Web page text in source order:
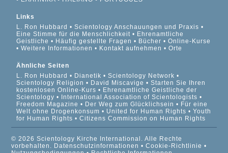
Links
L. Ron Hubbard
Scientology Anschauungen und Praxis
Eine Stimme für die Menschlichkeit
Ehrenamtliche
Geistliche
Häufig gestellte Fragen Bücher
Online-Kurse
Weitere Informationen
Kontakt aufnehmen Orte
Ähnliche Seiten
L. Ron Hubbard
Dianetik
Scientology Network
Scientology Religion
David Miscavige
Starten Sie Ihren
kostenlosen Online-Kurs
Ehrenamtliche Geistliche der
Scientology
International Association of Scientologists
Freedom Magazine
Der Weg zum Glücklichsein
Für eine
Welt ohne Drogenkonsum
United for Human Rights
Youth
for Human Rights
Citizens Commission on Human Rights
© 2026 Scientology Kirche International. Alle Rechte
vorbehalten. Datenschutzinformationen •Cookie-Richtlinie •